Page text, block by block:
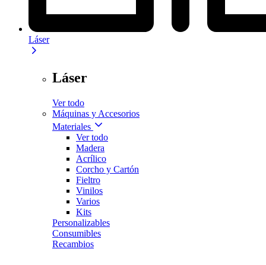
Láser
Láser
Ver todo
Máquinas y Accesorios
Materiales
Ver todo
Madera
Acrílico
Corcho y Cartón
Fieltro
Vinilos
Varios
Kits
Personalizables
Consumibles
Recambios